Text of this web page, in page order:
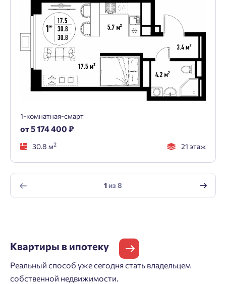
1-комнатная-смарт
от 5 174 400 ₽
30.8 м2 21 этаж
1из8
Квартиры в ипотеку
Реальный способ уже сегодня стать владельцем
собственной недвижимости.